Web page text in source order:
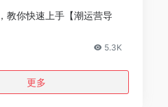
教你快速上手【潮运营导
5.3K
更多